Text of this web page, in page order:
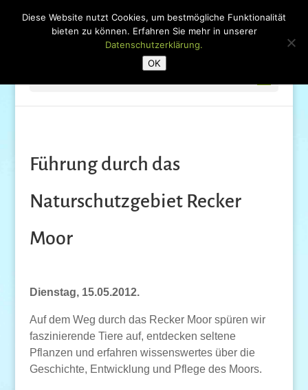
Führung durch das
Naturschutzgebiet Recker
Moor
Dienstag, 15.05.2012.
Auf dem Weg durch das Recker Moor spüren wir
faszinierende Tiere auf, entdecken seltene
Pflanzen und erfahren wissenswertes über die
Geschichte, Entwicklung und Pflege des Moors.
Diese Website nutzt Cookies, um bestmögliche Funktionalität
bieten zu können. Erfahren Sie mehr in unserer
Datenschutzerklärung.
OK